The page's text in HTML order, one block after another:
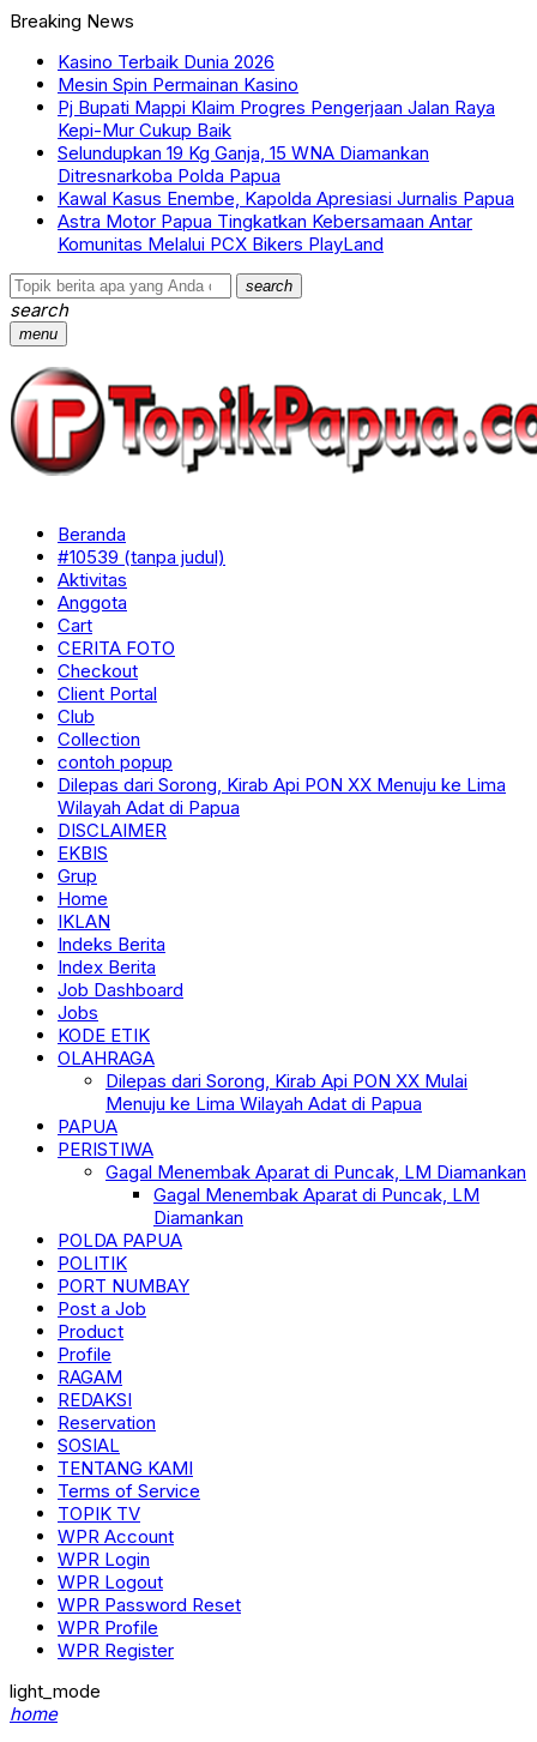
Breaking News
Kasino Terbaik Dunia 2026
Mesin Spin Permainan Kasino
Pj Bupati Mappi Klaim Progres Pengerjaan Jalan Raya
Kepi-Mur Cukup Baik
Selundupkan 19 Kg Ganja, 15 WNA Diamankan
Ditresnarkoba Polda Papua
Kawal Kasus Enembe, Kapolda Apresiasi Jurnalis Papua
Astra Motor Papua Tingkatkan Kebersamaan Antar
Komunitas Melalui PCX Bikers PlayLand
search
search
menu
Beranda
#10539 (tanpa judul)
Aktivitas
Anggota
Cart
CERITA FOTO
Checkout
Client Portal
Club
Collection
contoh popup
Dilepas dari Sorong, Kirab Api PON XX Menuju ke Lima
Wilayah Adat di Papua
DISCLAIMER
EKBIS
Grup
Home
IKLAN
Indeks Berita
Index Berita
Job Dashboard
Jobs
KODE ETIK
OLAHRAGA
Dilepas dari Sorong, Kirab Api PON XX Mulai
Menuju ke Lima Wilayah Adat di Papua
PAPUA
PERISTIWA
Gagal Menembak Aparat di Puncak, LM Diamankan
Gagal Menembak Aparat di Puncak, LM
Diamankan
POLDA PAPUA
POLITIK
PORT NUMBAY
Post a Job
Product
Profile
RAGAM
REDAKSI
Reservation
SOSIAL
TENTANG KAMI
Terms of Service
TOPIK TV
WPR Account
WPR Login
WPR Logout
WPR Password Reset
WPR Profile
WPR Register
light_mode
home